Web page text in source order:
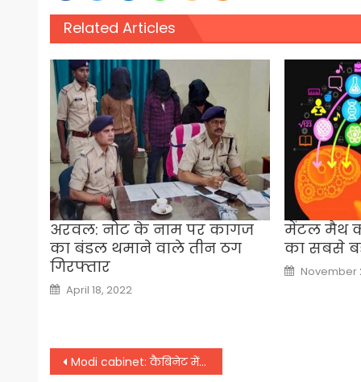
Related Articles
अरवल: नोट के नाम पर कागज
का बंडल थमाने वाले तीन ठग
गिरफ्तार
Posted
on
April 18, 2022
मेंटल मैथ
का सबसे
Posted
on
November
Post
Modi cabinet: कैबिनेट में फेरबदल के साथ ही नए मंत्रियों को मिले विभाग, देखिए पूरी लिस्ट